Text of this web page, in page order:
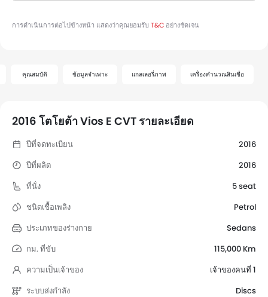
คุณสมบัติ ข้อมูลจำเพาะ แกลเลอรี่ภาพ เครื่องคำนวณสินเชื่อ
2016 โตโยต้า Vios E CVT รายละเอียด
ปีที่จดทะเบียน
2016
ปีที่ผลิต
2016
ที่นั่ง
5 seat
ชนิดเชื้อเพลิง
Petrol
ประเภทของร่างกาย
Sedans
กม. ที่ขับ
115,000 Km
ความเป็นเจ้าของ
เจ้าของคนที่ 1
ระบบส่งกำลัง
Discs